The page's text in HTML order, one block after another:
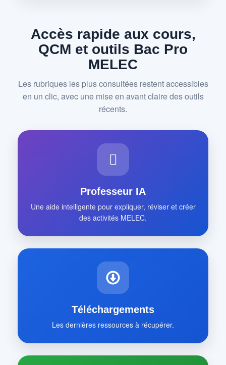
Accès rapide aux cours,
QCM et outils Bac Pro
MELEC
Les rubriques les plus consultées restent accessibles
en un clic, avec une mise en avant claire des outils
récents.
Professeur IA
Une aide intelligente pour expliquer, réviser et créer
des activités MELEC.
Téléchargements
Les dernières ressources à récupérer.